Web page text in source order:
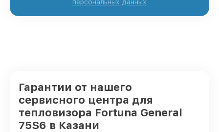
персональных данных
Гарантии от нашего
сервисного центра для
тепловизора Fortuna General
75S6 в Казани